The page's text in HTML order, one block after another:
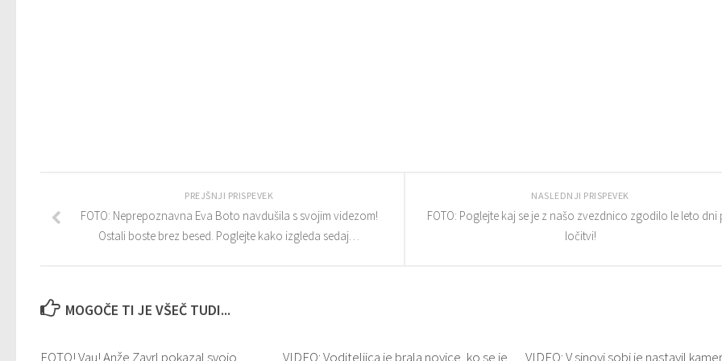
NASLEDNJI PRISPEVEK
FOTO: Poglejte kaj se je z našo zvezdnico zgodilo le leto dni
ločitvi!
PREJŠNJI PRISPEVEK
FOTO: Neprepoznavna Eva Boto navdušila s svojim videzom!
Ostali boste brez besed. Poglejte kako izgleda sedaj…
MOGOČE TI JE VŠEČ TUDI...
FOTO! Vau! Anže Zavrl pokazal svojo VIDEO: Voditeljica je brala novice, ko se je VIDEO: V sinovi sobi je nastavil